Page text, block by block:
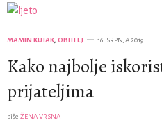
MAMIN KUTAK, OBITELJ 16. SRPNJA 2019.
Kako najbolje
prijateljima
piše ŽENA VRSNA